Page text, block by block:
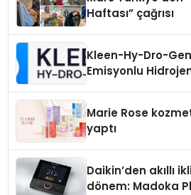
Haftası” çağrısı
Kleen-Hy-Dro-Gen
Emisyonlu
Marie Rose
yaptı
Daikin’den akıllı
dönem: Madoka